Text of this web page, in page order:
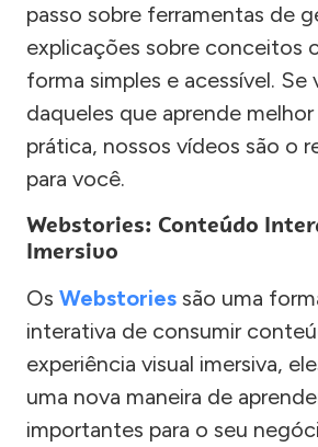
passo sobre ferramentas de
explicações sobre conceitos
forma simples e acessível. Se
daqueles que aprende
prática, nossos vídeos são o
para você.
Webstories: Conteúdo
Imersivo
Os Webstories são uma
interativa de consumir
experiência visual imersiva,
uma nova maneira de
importantes para o seu